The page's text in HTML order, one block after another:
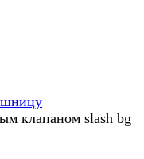
клапаном slash bg